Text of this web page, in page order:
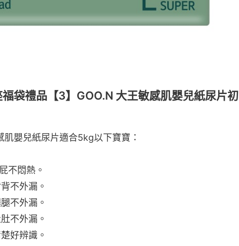
袋禮品【3】GOO.N 大王敏感肌嬰兒紙尿片初
肌嬰兒紙尿片適合5kg以下寶寶：
不悶熱。
不外漏。
不外漏。
不外漏。
好辨識。